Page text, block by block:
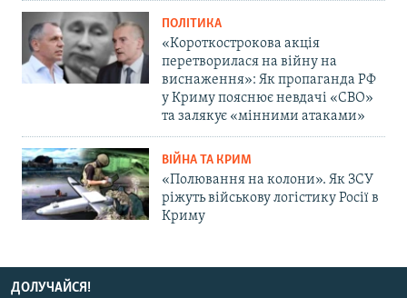
ПОЛІТИКА
«Короткострокова акція
перетворилася на війну на
виснаження»: Як пропаганда РФ
у Криму пояснює невдачі «СВО»
та залякує «мінними атаками»
ВІЙНА ТА КРИМ
«Полювання на колони». Як ЗСУ
ріжуть військову логістику Росії в
Криму
ДОЛУЧАЙСЯ!